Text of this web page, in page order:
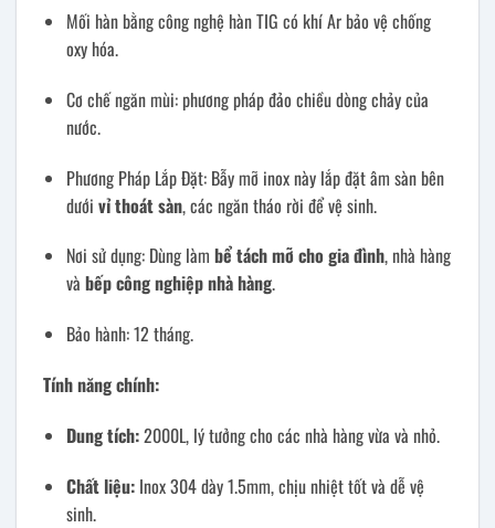
Mối hàn bằng công nghệ hàn TIG có khí Ar bảo vệ chống
oxy hóa.
Cơ chế ngăn mùi: phương pháp đảo chiều dòng chảy của
nước.
Phương Pháp Lắp Đặt: Bẫy mỡ inox này lắp đặt âm sàn bên
dưới vỉ thoát sàn, các ngăn tháo rời để vệ sinh.
Nơi sử dụng: Dùng làm bể tách mỡ cho gia đình, nhà hàng
và bếp công nghiệp nhà hàng.
Bảo hành: 12 tháng.
Tính năng chính:
Dung tích:2000L, lý tưởng cho các nhà hàng vừa và nhỏ.
Chất liệu:Inox 304 dày 1.5mm, chịu nhiệt tốt và dễ vệ
sinh.